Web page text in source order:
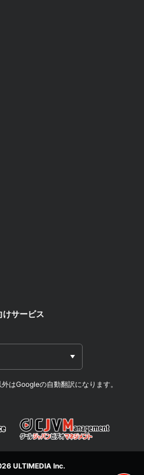
けサービス
はGoogleの自動翻訳になります。
ULTIMEDIA Inc.